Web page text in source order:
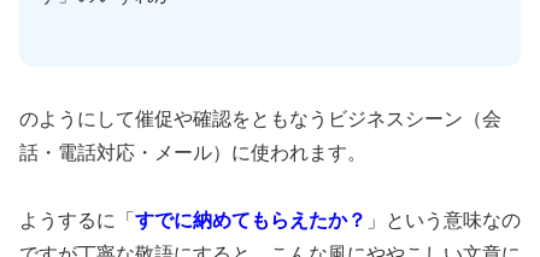
のようにして催促や確認をともなうビジネスシーン（会
話・電話対応・メール）に使われます。
ようするに「 すでに納めてもらえたか？ 」という意味なの